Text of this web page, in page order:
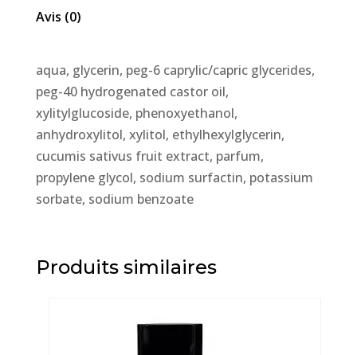
Avis (0)
aqua, glycerin, peg-6 caprylic/capric glycerides,
peg-40 hydrogenated castor oil,
xylitylglucoside, phenoxyethanol,
anhydroxylitol, xylitol, ethylhexylglycerin,
cucumis sativus fruit extract, parfum,
propylene glycol, sodium surfactin, potassium
sorbate, sodium benzoate
Produits similaires